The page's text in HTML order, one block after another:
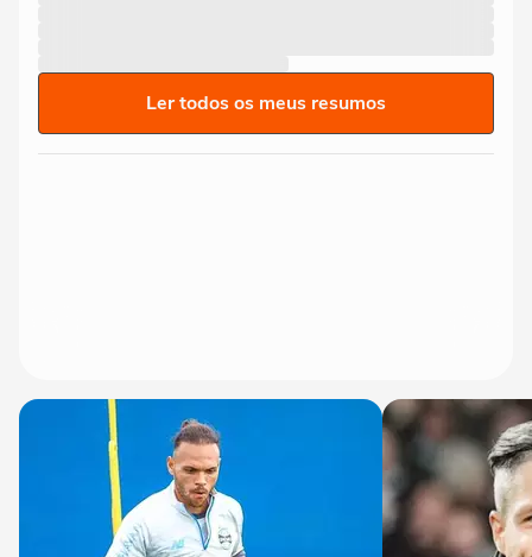
Ler todos os meus resumos